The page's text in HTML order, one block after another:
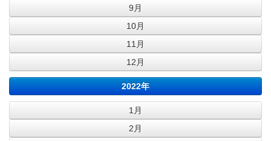
9月
10月
11月
12月
2022年
1月
2月